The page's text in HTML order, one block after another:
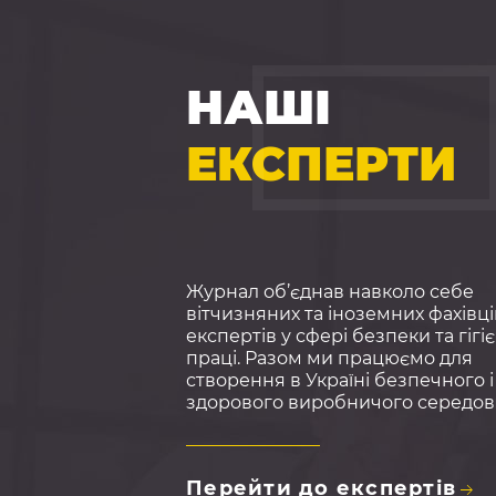
НАШІ
ЕКСПЕРТИ
Журнал об’єднав навколо себе
вітчизняних та іноземних
експертів у сфері безпеки та
праці. Разом ми працюємо для
створення в Україні безпечного і
здорового виробничого
Перейти до експертів
ТОВ
повному
консалтинговому
супроводі
сфері охорони праці
промислової безпеки